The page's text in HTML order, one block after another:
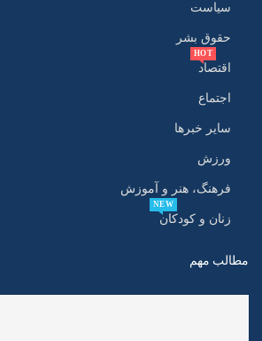
سیاست
حقوق بشر
اقتصاد
HOT
اجتماع
سایر خبرها
ورزش
فرهنگ، هنر و آموزش
زنان و کودکان
NEW
مطالب مهم